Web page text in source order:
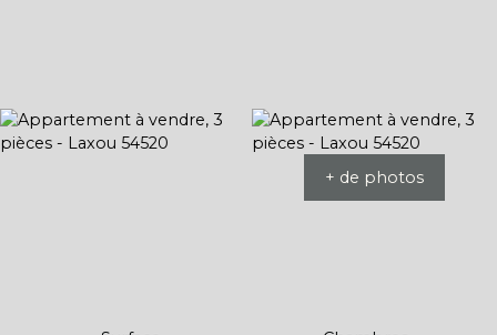
+ de photos